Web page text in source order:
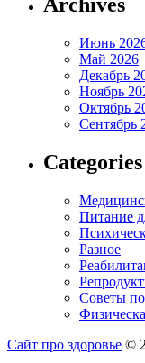
Июнь
Май 2026
Декабрь
Ноябрь
Октябрь
Сентябрь
Categories
Питание
Разное
Советы
Сайт про здоровье ©